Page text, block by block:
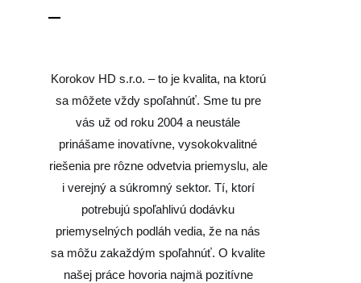
Korokov HD s.r.o. – to je kvalita, na ktorú
sa môžete vždy spoľahnúť. Sme tu pre
vás už od roku 2004 a neustále
prinášame inovatívne, vysokokvalitné
riešenia pre rôzne odvetvia priemyslu, ale
i verejný a súkromný sektor. Tí, ktorí
potrebujú spoľahlivú dodávku
priemyselných podláh vedia, že na nás
sa môžu zakaždým spoľahnúť. O kvalite
našej práce hovoria najmä pozitívne